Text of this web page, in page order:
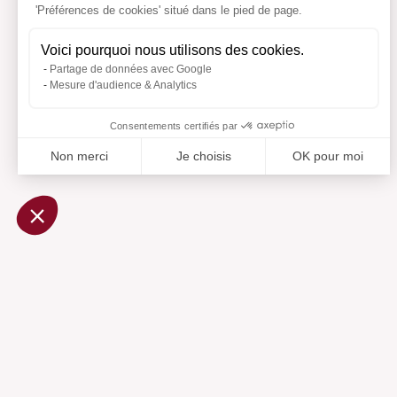
'Préférences de cookies' situé dans le pied de page.
Voici pourquoi nous utilisons des cookies.
Partage de données avec Google
Mesure d'audience & Analytics
Consentements certifiés par
Non merci Je choisis OK pour moi
Notre plateforme vous permet d'adapter et de gérer vos